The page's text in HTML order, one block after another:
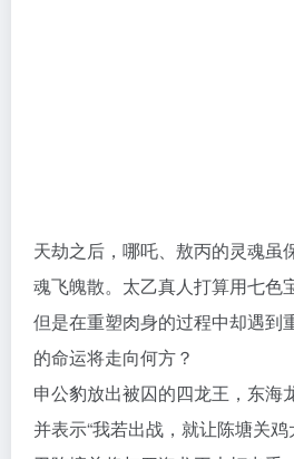
天劫之后，哪吒、敖丙的灵魂虽
魂飞魄散。太乙真人打算用七色
但是在重塑肉身的过程中却遇到
的命运将走向何方？
申公豹放出被囚的四龙王，东海
并表示“我若出战，就让陈塘关